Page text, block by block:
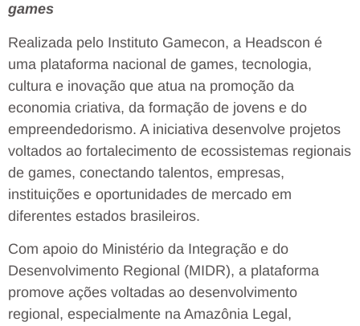
games
Realizada pelo Instituto Gamecon, a Headscon é
uma plataforma nacional de games, tecnologia,
cultura e inovação que atua na promoção da
economia criativa, da formação de jovens e do
empreendedorismo. A iniciativa desenvolve projetos
voltados ao fortalecimento de ecossistemas regionais
de games, conectando talentos, empresas,
instituições e oportunidades de mercado em
diferentes estados brasileiros.
Com apoio do Ministério da Integração e do
Desenvolvimento Regional (MIDR), a plataforma
promove ações voltadas ao desenvolvimento
regional, especialmente na Amazônia Legal,